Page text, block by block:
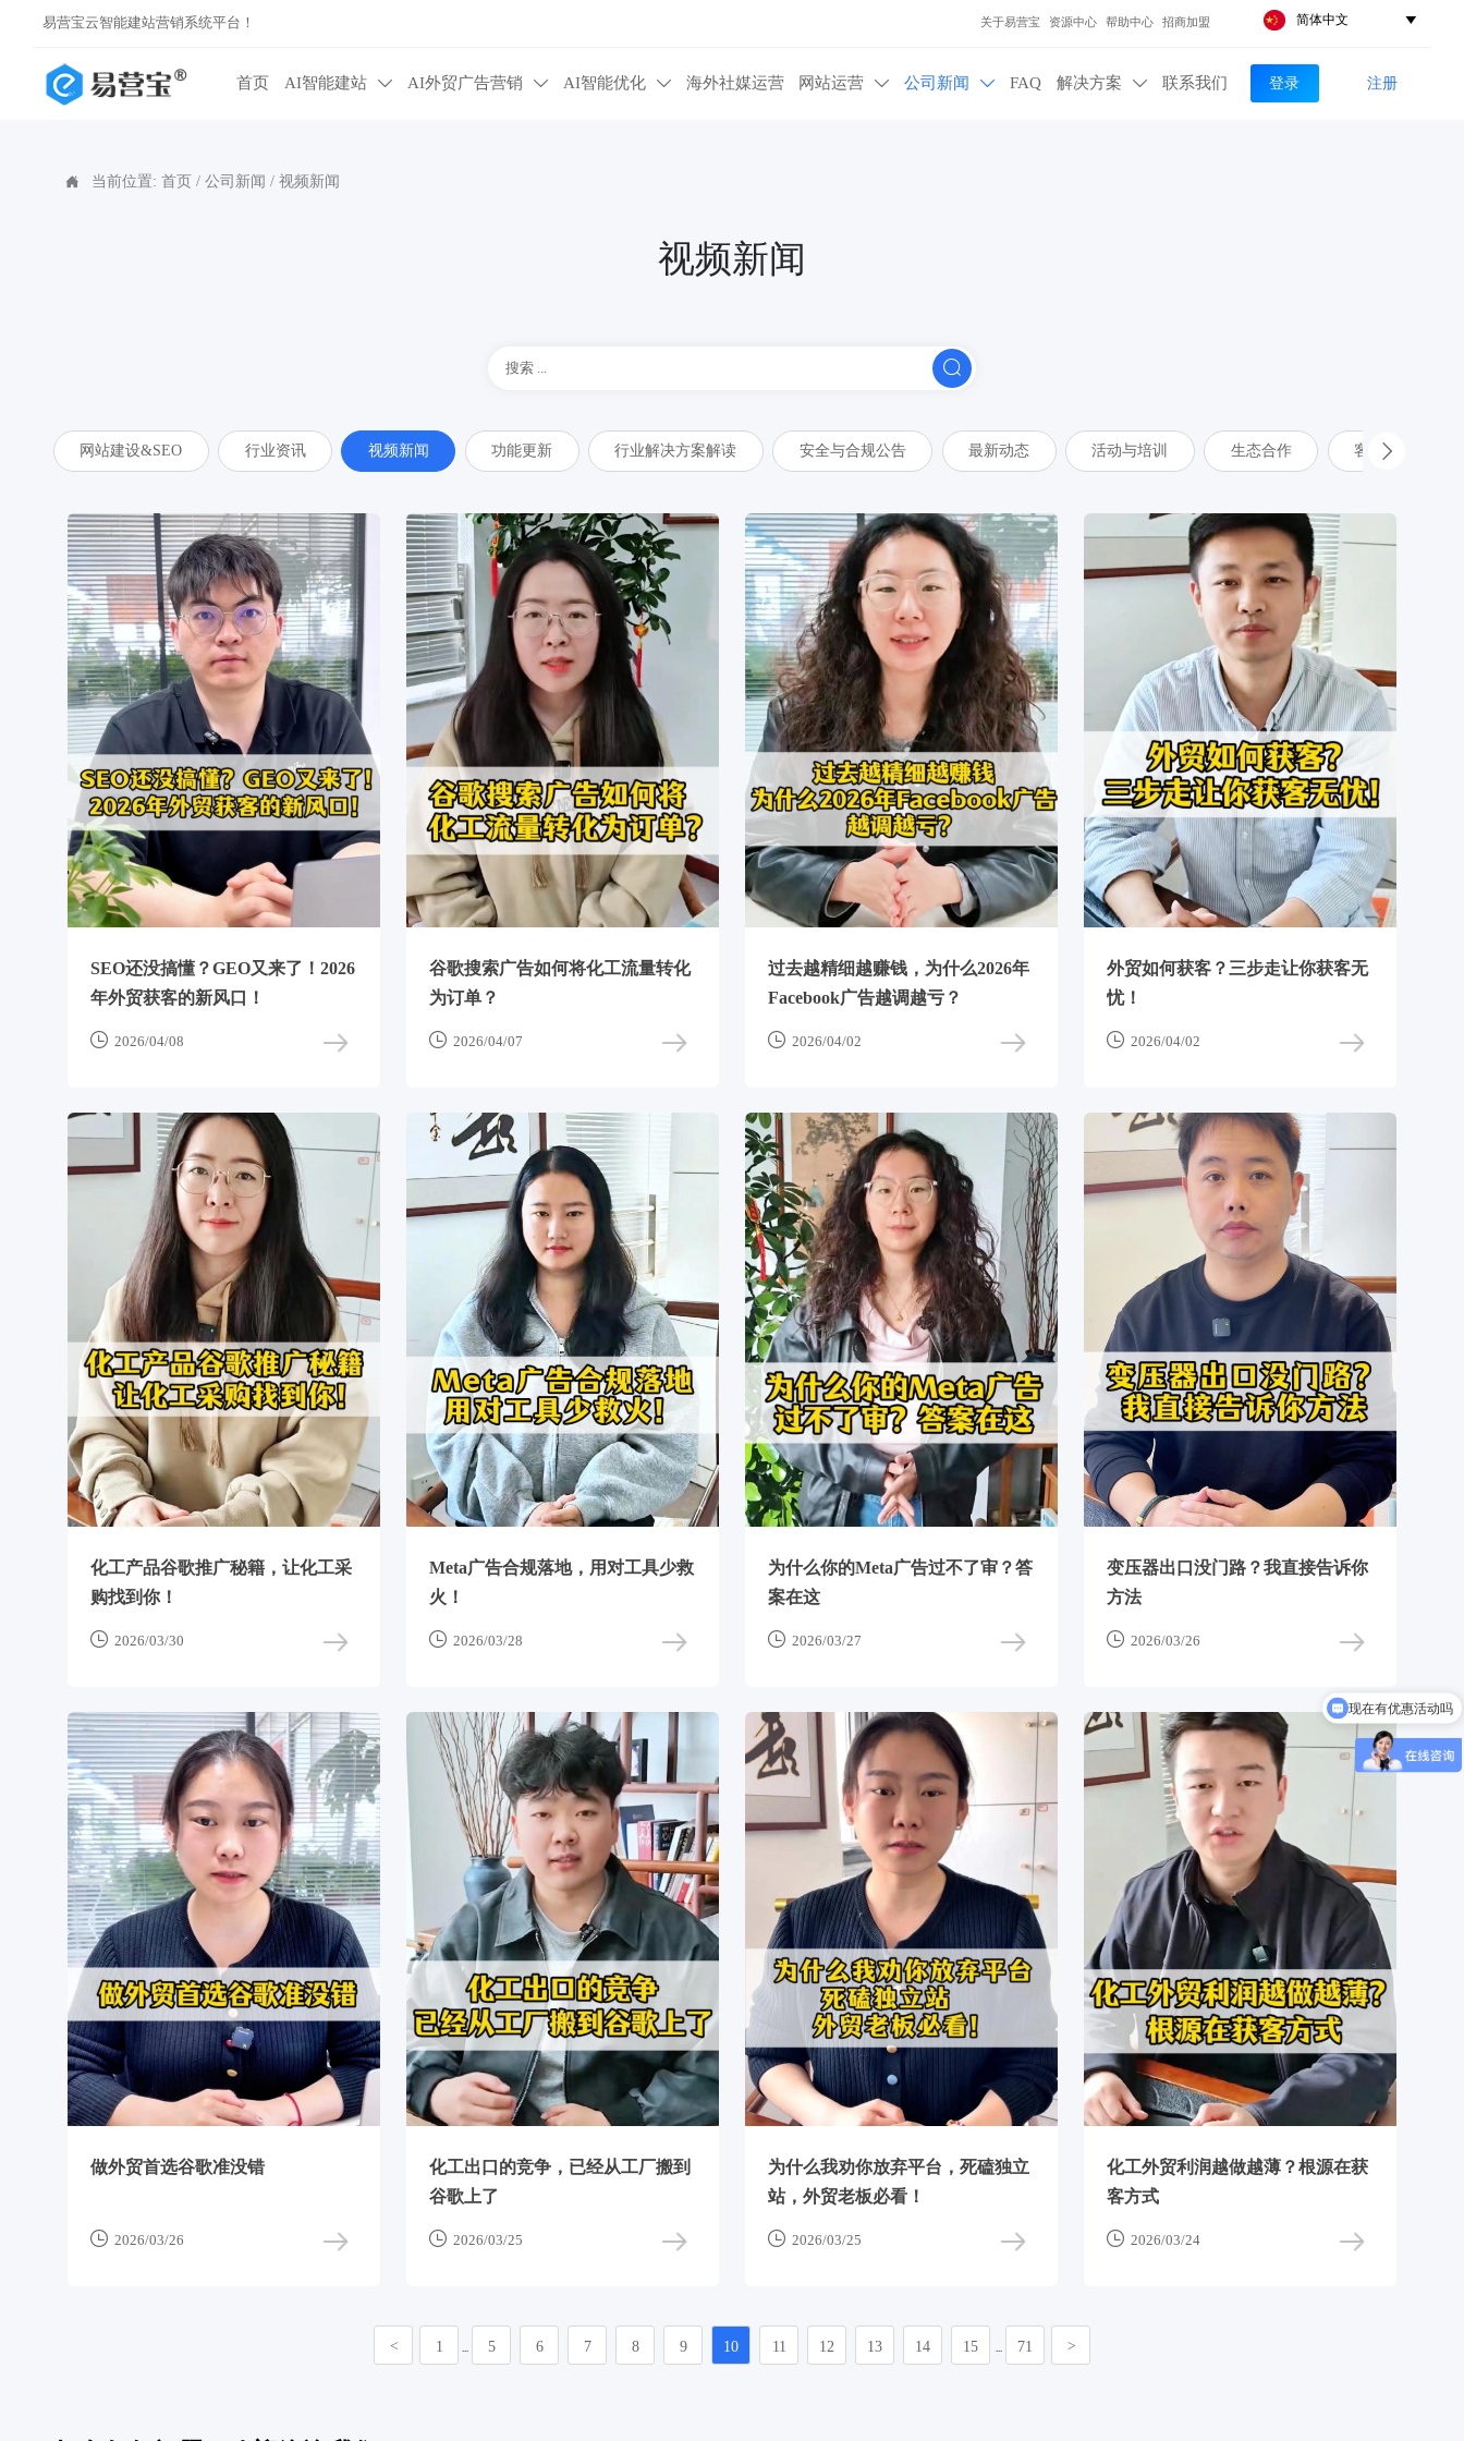
易营宝云智能建站营销系统平台！ 关于易营宝 资源中心 帮助中心 招商加盟 简体中文 
首页 AI智能建站  AI外贸广告营销  AI智能优化  海外社媒运营 网站运营  公司新闻  FAQ 解决方案  联系我们 登录 注册
 当前位置: 首页/ 公司新闻 / 视频新闻
视频新闻

网站建设&SEO 行业资讯 视频新闻 功能更新 行业解决方案解读 安全与合规公告 最新动态 活动与培训 生态合作 客户案例

SEO还没搞懂？GEO又来了！2026
年外贸获客的新风口！
 2026/04/08
谷歌搜索广告如何将化工流量转化
为订单？
 2026/04/07
过去越精细越赚钱，为什么2026年
Facebook广告越调越亏？
 2026/04/02
外贸如何获客？三步走让你获客无
忧！
 2026/04/02
化工产品谷歌推广秘籍，让化工采
购找到你！
 2026/03/30
Meta广告合规落地，用对工具少救
火！
 2026/03/28
为什么你的Meta广告过不了审？答
案在这
 2026/03/27
变压器出口没门路？我直接告诉你
方法
 2026/03/26
做外贸首选谷歌准没错
 2026/03/26
化工出口的竞争，已经从工厂搬到
谷歌上了
 2026/03/25
为什么我劝你放弃平台，死磕独立
站，外贸老板必看！
 2026/03/25
化工外贸利润越做越薄？根源在获
客方式
 2026/03/24
< 1 ... 5 6 7 8 9 10 11 12 13 14 15 ... 71 >
可以介绍下你们的产品么